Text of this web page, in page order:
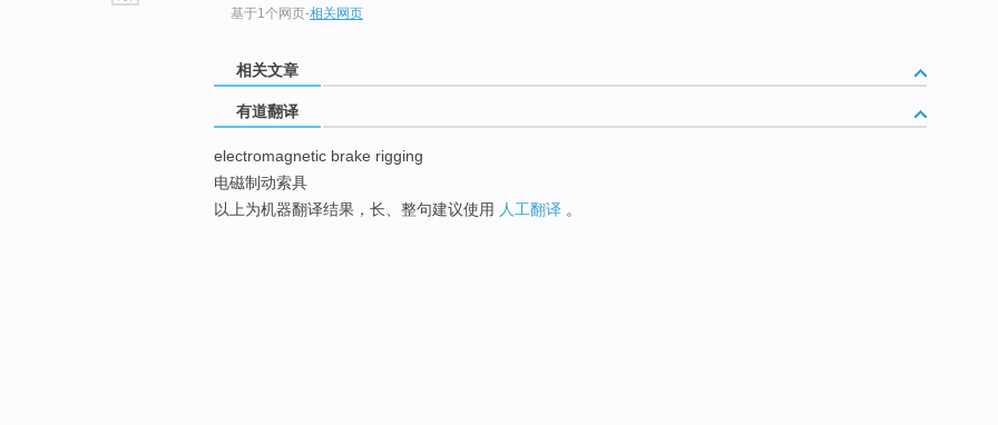
基于1个网页-相关网页
相关文章
有道翻译
electromagnetic brake rigging
电磁制动索具
以上为机器翻译结果，长、整句建议使用 人工翻译 。